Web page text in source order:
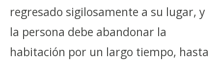
regresado sigilosamente a su lugar, y
la persona debe abandonar la
habitación por un largo tiempo, hasta